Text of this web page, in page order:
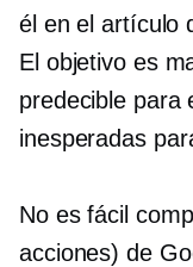
él en el artículo
El objetivo es
predecible para
inesperadas
No es fácil
acciones) de